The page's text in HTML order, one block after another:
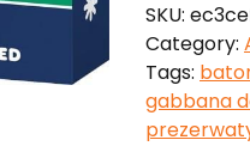
SKU:
Category:
Tags:
gabbana